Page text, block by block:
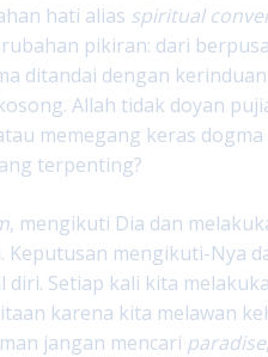
hati alias spiritual
pikiran: dari
ditandai dengan
Allah tidak doyan
memegang keras
terpenting?
, mengikuti Dia dan
mengikuti-Nya
Setiap kali kita
karena kita melawan
jangan mencari paradise